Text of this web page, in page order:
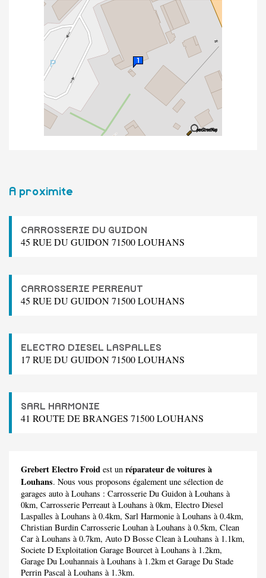
A proximite
CARROSSERIE DU GUIDON
45 RUE DU GUIDON 71500 LOUHANS
CARROSSERIE PERREAUT
45 RUE DU GUIDON 71500 LOUHANS
ELECTRO DIESEL LASPALLES
17 RUE DU GUIDON 71500 LOUHANS
SARL HARMONIE
41 ROUTE DE BRANGES 71500 LOUHANS
Grebert Electro Froid est un réparateur de voitures à
Louhans. Nous vous proposons également une sélection de
garages auto à Louhans : Carrosserie Du Guidon à Louhans à
0km, Carrosserie Perreaut à Louhans à 0km, Electro Diesel
Laspalles à Louhans à 0.4km, Sarl Harmonie à Louhans à 0.4km,
Christian Burdin Carrosserie Louhan à Louhans à 0.5km, Clean
Car à Louhans à 0.7km, Auto D Bosse Clean à Louhans à 1.1km,
Societe D Exploitation Garage Bourcet à Louhans à 1.2km,
Garage Du Louhannais à Louhans à 1.2km et Garage Du Stade
Perrin Pascal à Louhans à 1.3km.